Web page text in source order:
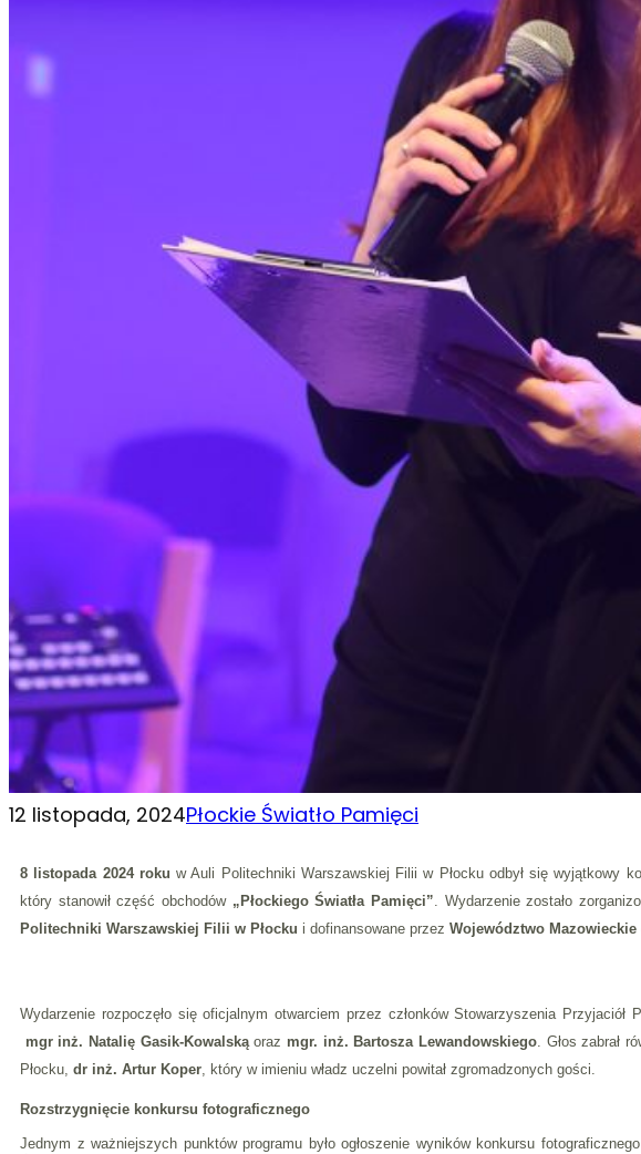
12 listopada, 2024Płockie Światło Pamięci
8 listopada 2024 roku w Auli Politechniki Warszawskiej Filii w Płocku odbył się wyjątkowy
który stanowił część obchodów„Płockiego Światła Pamięci” . Wydarzenie zostało
Politechniki Warszawskiej Filii w Płocku i dofinansowane przez Województwo
Wydarzenie rozpoczęło się oficjalnym otwarciem przez członków Stowarzyszenia Przyjaciół
mgr inż. Natalię Gasik-Kowalskąoraz mgr. inż. Bartosza Lewandowskiego . Głos zabrał
Płocku, dr inż. Artur Koper , który w imieniu władz uczelni powitał zgromadzonych gości.
Rozstrzygnięcie konkursu fotograficznego
Jednym z ważniejszych punktów programu było ogłoszenie wyników konkursu